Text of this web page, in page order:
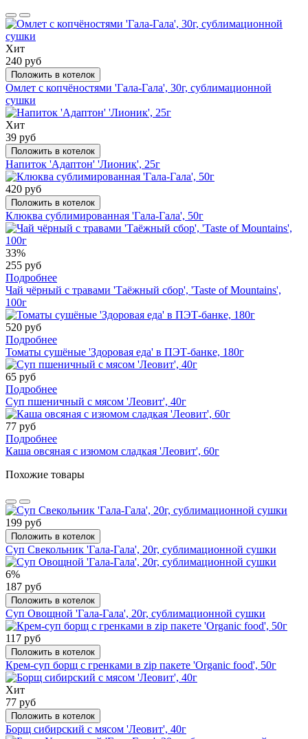
Хит
240 руб
Положить в котелок
Омлет с копчёностями 'Гала-Гала', 30г, сублимационной
сушки
Хит
39 руб
Положить в котелок
Напиток 'Адаптон' 'Лионик', 25г
420 руб
Положить в котелок
Клюква сублимированная 'Гала-Гала', 50г
33%
255 руб
Подробнее
Чай чёрный с травами 'Таёжный сбор', 'Taste of Mountains',
100г
520 руб
Подробнее
Томаты сушёные 'Здоровая еда' в ПЭТ-банке, 180г
65 руб
Подробнее
Суп пшеничный с мясом 'Леовит', 40г
77 руб
Подробнее
Каша овсяная с изюмом сладкая 'Леовит', 60г
Похожие товары
199 руб
Положить в котелок
Суп Свекольник 'Гала-Гала', 20г, сублимационной сушки
6%
187 руб
Положить в котелок
Суп Овощной 'Гала-Гала', 20г, сублимационной сушки
117 руб
Положить в котелок
Крем-суп борщ с гренками в zip пакете 'Organic food', 50г
Хит
77 руб
Положить в котелок
Борщ сибирский с мясом 'Леовит', 40г